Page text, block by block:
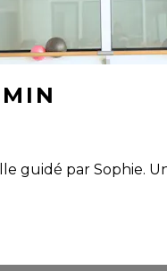
guidé par Sophie.